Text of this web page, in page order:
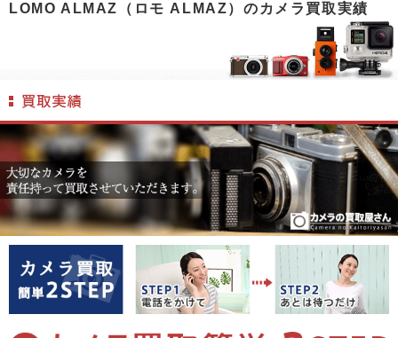
LOMO ALMAZ（ロモ ALMAZ）のカメラ買取実績